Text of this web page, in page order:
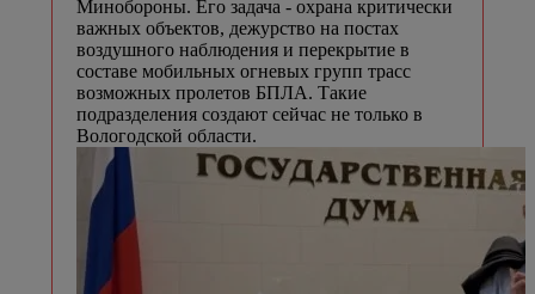
Минобороны. Его задача - охрана критически
важных объектов, дежурство на постах
воздушного наблюдения и перекрытие в
составе мобильных огневых групп трасс
возможных пролетов БПЛА. Такие
подразделения создают сейчас не только в
Вологодской области.